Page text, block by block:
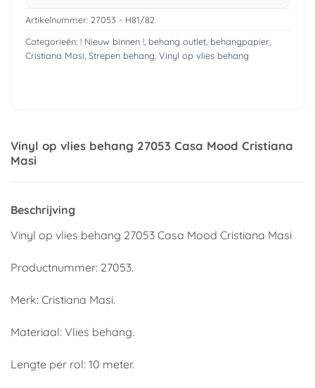
Artikelnummer: 27053 - H81/82
Categorieën: ! Nieuw binnen !, behang outlet, behangpapier,
Cristiana Masi Strepen behang Vinyl op vlies behang
Vinyl op vlies behang 27053 Casa Mood Cristiana
Masi
Beschrijving
Vinyl op vlies behang 27053 Casa Mood Cristiana Masi
Productnummer: 27053.
Merk: Cristiana Masi.
Materiaal: Vlies behang.
Lengte per rol: 10 meter.